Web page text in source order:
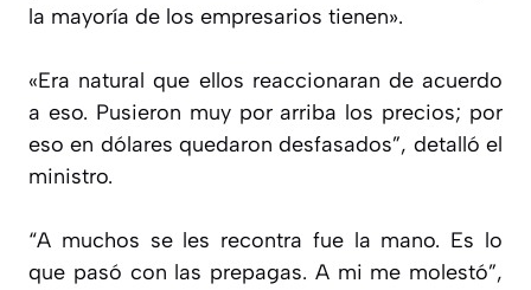
la mayoría de los empresarios tienen».
«Era natural que ellos reaccionaran de acuerdo
a eso. Pusieron muy por arriba los precios; por
eso en dólares quedaron desfasados”, detalló el
ministro.
“A muchos se les recontra fue la mano. Es lo
que pasó con las prepagas. A mi me molestó”,